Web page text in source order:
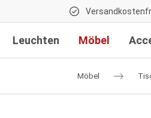
Leuchten Möbel
Möbel